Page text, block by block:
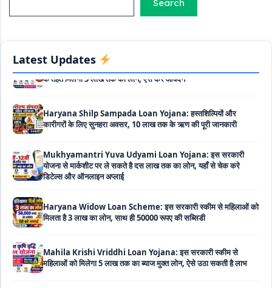
Search
Latest Updates
के तहत मिलेगा 5 लाख तक का लोन, ऐसें करें आवेदन
Haryana Shilp Sampada Loan Yojana: हस्तशिल्पियों और
कारीगरों के लिए सुनहरा अवसर, 10 लाख तक के ऋण की पूरी जानकारी
Mukhyamantri Yuva Udyami Loan Yojana: इस सरकारी
योजना से मार्कशीट पर ले सकते है दस लाख तक का लोन, यहाँ से चेक करे
Haryana Widow Loan Scheme: इस सरकारी स्कीम से महिलाओं को
मिलता है 3 लाख का लोन, साथ ही 50000 रूपए की सब्सिडी
Mahila Krishi Vriddhi Loan Yojana: इस सरकारी स्कीम से
महिलाओं को मिलेगा 5 लाख तक का ब्याज मुक्त लोन, ऐसे उठा सकती है लाभ
UP Cattle Farming Loan Scheme: गाय पालन के लिए इस सरकारी
स्कीम से मिलता है दस लाख का लोन, साथ ही मिलती है 35% सब्सिडी